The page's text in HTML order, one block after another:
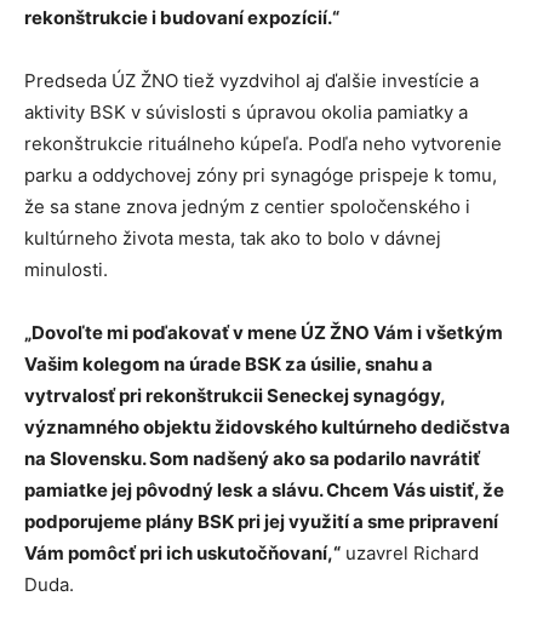
rekonštrukcie i budovaní expozícií.“
Predseda ÚZ ŽNO tiež vyzdvihol aj ďalšie investície a
aktivity BSK v súvislosti s úpravou okolia pamiatky a
rekonštrukcie rituálneho kúpeľa. Podľa neho vytvorenie
parku a oddychovej zóny pri synagóge prispeje k tomu,
že sa stane znova jedným z centier spoločenského i
kultúrneho života mesta, tak ako to bolo v dávnej
minulosti.
„Dovoľte mi poďakovať v mene ÚZ ŽNO Vám i všetkým
Vašim kolegom na úrade BSK za úsilie, snahu a
vytrvalosť pri rekonštrukcii Seneckej synagógy,
významného objektu židovského kultúrneho dedičstva
na Slovensku. Som nadšený ako sa podarilo navrátiť
pamiatke jej pôvodný lesk a slávu. Chcem Vás uistiť, že
podporujeme plány BSK pri jej využití a sme pripravení
Vám pomôcť pri ich uskutočňovaní,“ uzavrel Richard
Duda.